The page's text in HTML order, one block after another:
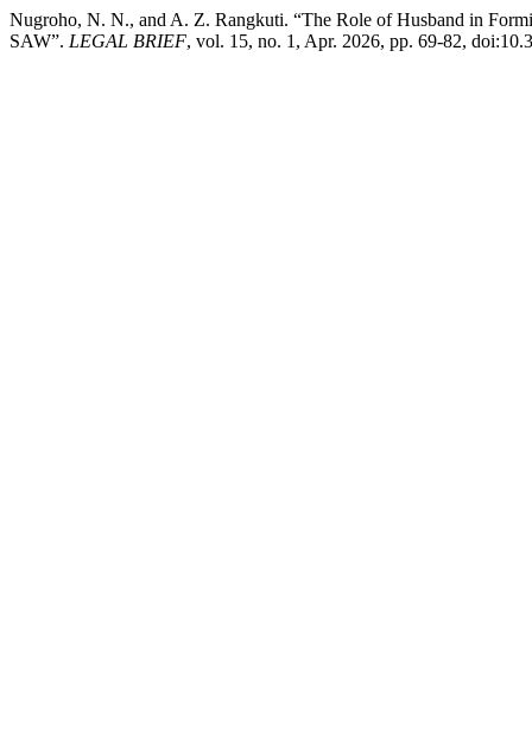
Nugroho, N. N., and A. Z. Rangkuti. “The Role of Husband in
SAW”. LEGAL BRIEF, vol. 15, no. 1, Apr. 2026, pp. 69-82,